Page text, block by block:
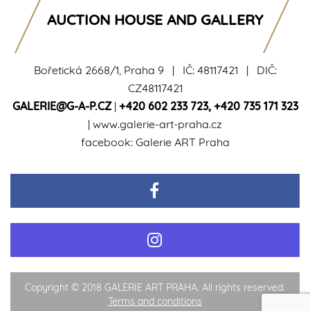
Bořetická 2668/1, Praha 9 | IČ: 48117421 | DIČ:
CZ48117421
GALERIE@G-A-P.CZ| +420 602 233 723, +420 735 171 323
| www.galerie-art-praha.cz
facebook: Galerie ART Praha
AUCTION HOUSE AND GALLERY
Copyright © 2018 GALERIE ART PRAHA. All rights reserved.
Terms and conditions